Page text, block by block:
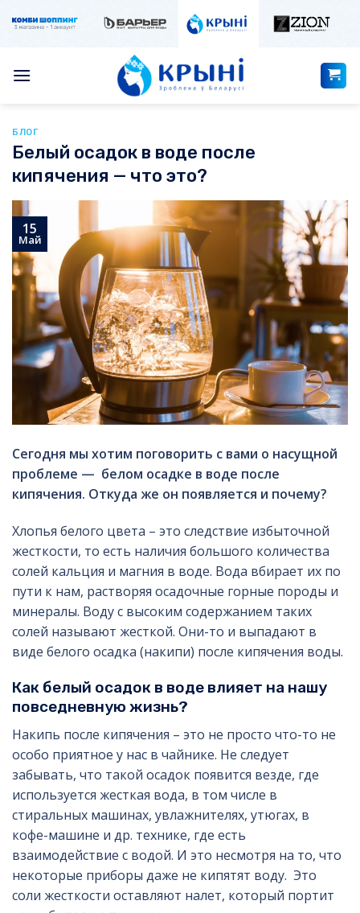
БЛОГ
Белый осадок в воде после
кипячения — что это?
15
Май
Сегодня мы хотим поговорить с вами о насущной
проблеме — белом осадке в воде после
кипячения. Откуда же он появляется и почему?
Хлопья белого цвета – это следствие избыточной
жесткости, то есть наличия большого количества
солей кальция и магния в воде. Вода вбирает их по
пути к нам, растворяя осадочные горные породы и
минералы. Воду с высоким содержанием таких
солей называют жесткой. Они-то и выпадают в
виде белого осадка (накипи) после кипячения воды.
Как белый осадок в воде влияет на нашу
повседневную жизнь?
Накипь после кипячения – это не просто что-то не
особо приятное у нас в чайнике. Не следует
забывать, что такой осадок появится везде, где
используется жесткая вода, в том числе в
стиральных машинах, увлажнителях, утюгах, в
кофе-машине и др. технике, где есть
взаимодействие с водой. И это несмотря на то, что
некоторые приборы даже не кипятят воду. Это
соли жесткости оставляют налет, который портит